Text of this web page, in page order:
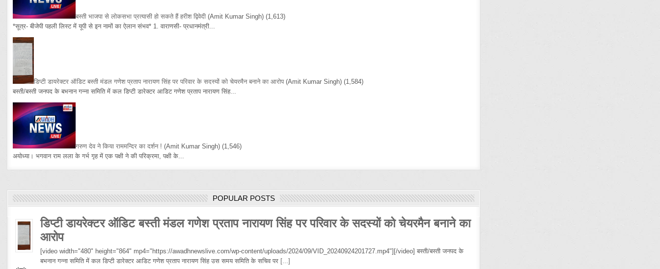
बस्ती भाजपा से लोकसभा प्रत्यासी हो सकते हैं हरीश द्विवेदी (Amit Kumar Singh) (1,613)
*सूत्र- बीजेपी पहली लिस्ट में यूपी से इन नामों का ऐलान संभव* 1. वाराणसी- प्रधानमंत्री...
डिप्टी डायरेक्टर ऑडिट बस्ती मंडल गणेश प्रताप नारायण सिंह पर परिवार के सदस्यों को चेयरमैन बनाने का आरोप (Amit Kumar Singh) (1,584)
बस्ती/बस्ती जनपद के बभनान गन्ना समिति में कल डिप्टी डारेक्टर आडिट गणेश प्रताप नारायण सिंह...
गरुण देव ने किया राममन्दिर का दर्शन ! (Amit Kumar Singh) (1,546)
अयोध्या। भगवान राम लला के गर्भ गृह में एक पक्षी ने की परिक्रमा, पक्षी के...
POPULAR POSTS
डिप्टी डायरेक्टर ऑडिट बस्ती मंडल गणेश प्रताप नारायण सिंह पर परिवार के सदस्यों को चेयरमैन बनाने का
आरोप
[video width="480" height="864" mp4="https://awadhnewslive.com/wp-content/uploads/2024/09/VID_20240924201727.mp4"][/video] बस्ती/बस्ती जनपद के
बभनान गन्ना समिति में कल डिप्टी डारेक्टर आडिट गणेश प्रताप नारायण सिंह उस समय समिति के सचिव पर [...]